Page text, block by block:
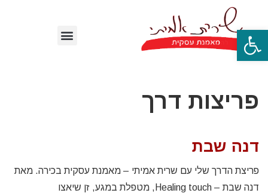
פתח סרגל נגישות
פריצות דרך
דנה שבת
פריצת הדרך שלי עם שרית אמיתי – מאמנת עסקית בכירה. מאת
דנה שבת – Healing touch, מטפלת במגע, זן שיאצו